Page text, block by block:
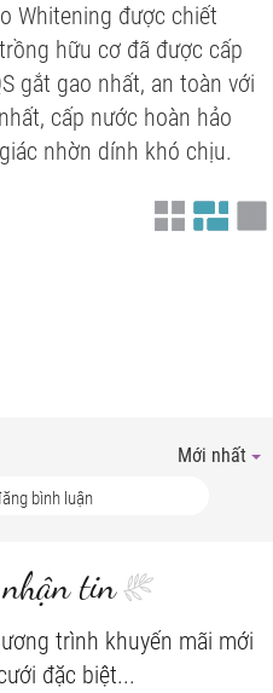
Whitening được chiết
hữu cơ đã được cấp
gắt gao nhất, an toàn với
cấp nước hoàn hảo
nhờn dính khó chịu.
Mới nhất
tin
trình khuyến mãi mới
đặc biệt...